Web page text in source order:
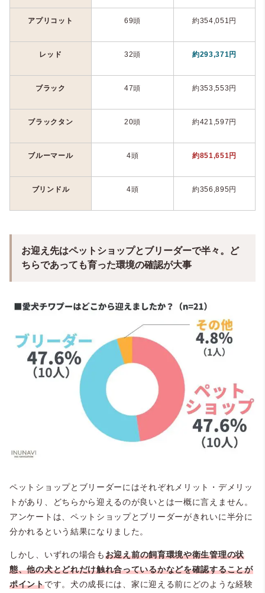
アプリコット 69頭 約354,051 円
レッド 32頭 約293,371円
ブラック 47頭 約353,553 円
ブラックタン 20頭 約421,597 円
ブルーマール 4頭 約851,651円
ブリンドル 4頭 約356,895 円
お迎え先はペットショップとブリーダーで半々。ど
ちらであっても育った環境の確認が大事
ペットショップとブリーダーにはそれぞれメリット・デメリッ
トがあり、どちらから迎えるのが良いとは一概に言えません。
アンケートは、ペットショップとブリーダーがきれいに半分に
分かれるという結果になりました。
しかし、いずれの場合もお迎え前の飼育環境や衛生管理の状
態、他の犬とどれだけ触れ合っているかなどを確認することが
ポイントです。犬の成長には、家に迎える前にどのような経験